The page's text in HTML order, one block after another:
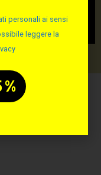
personali ai sensi
leggere la